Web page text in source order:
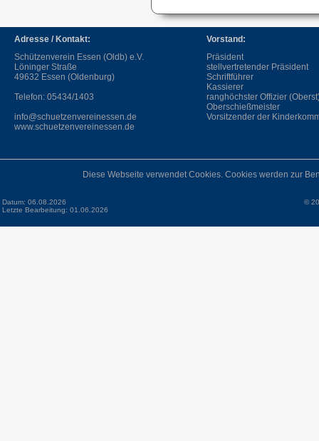
Adresse / Kontakt:
Schützenverein Essen (Oldb) e.V.
Löninger Straße
49632 Essen (Oldenburg)
Telefon: 05434/1403
info@schuetzenvereinessen.de
www.schuetzenvereinessen.de
Vorstand:
Präsident
stellvertretender Präsident
Schriftführer
Kassierer
ranghöchster Offizier
Oberschießmeister
Vorsitzender der
Diese Webseite verwendet Cookies. Cookies werden zur
Datum: 06.08.2026
Letzte Bearbeitung: 01.06.2026
©